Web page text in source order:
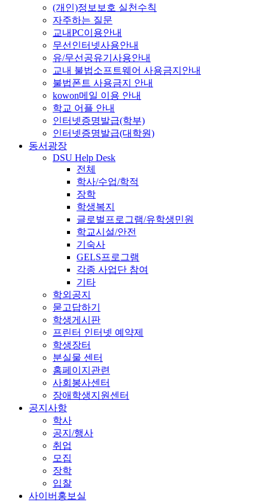
(개인)정보보호 실천수칙
자주하는 질문
교내PC이용안내
무선인터넷사용안내
유/무선공유기사용안내
교내 불법소프트웨어 사용금지안내
불법폰트 사용금지 안내
kowon메일 이용 안내
학교 어플 안내
인터넷증명발급(학부)
인터넷증명발급(대학원)
동서광장
DSU Help Desk
전체
학사/수업/학적
장학
학생복지
글로벌프로그램/유학생민원
학교시설/안전
기숙사
GELS프로그램
각종 사업단 참여
기타
학외공지
묻고답하기
학생게시판
프린터 인터넷 예약제
학생장터
분실물 센터
홈페이지관련
사회봉사센터
장애학생지원센터
공지사항
학사
공지/행사
취업
모집
장학
입찰
사이버홍보실